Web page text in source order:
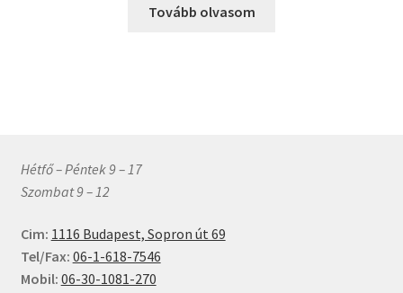
Tovább olvasom
Hétfő – Péntek 9 – 17
Szombat 9 – 12
Cim: 1116 Budapest, Sopron út 69
Tel/Fax: 06-1-618-7546
Mobil: 06-30-1081-270